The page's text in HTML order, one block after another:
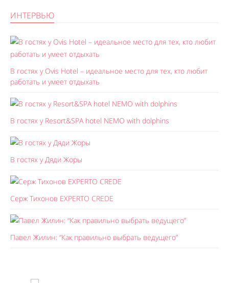
ИНТЕРВЬЮ
В гостях у Ovis Hotel – идеальное место для тех, кто любит
работать и умеет отдыхать
В гостях у Resort&SPA hotel NEMO with dolphins
В гостях у Дяди Жоры
Серж Тихонов EXPERTO CREDE
Павел Жилин: “Как правильно выбрать ведущего”